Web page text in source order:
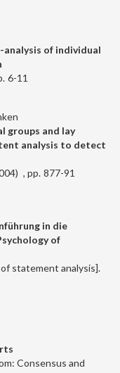
analysis of individual
6-11
groups and lay
analysis to detect
877-91
in die
of
statement analysis].
Consensus and